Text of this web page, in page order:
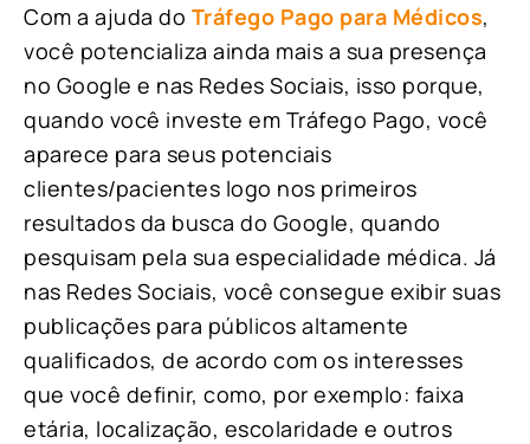
Com a ajuda do Tráfego Pago para Médicos,
você potencializa ainda mais a sua presença
no Google e nas Redes Sociais, isso porque,
quando você investe em Tráfego Pago, você
aparece para seus potenciais
clientes/pacientes logo nos primeiros
resultados da busca do Google, quando
pesquisam pela sua especialidade médica. Já
nas Redes Sociais, você consegue exibir suas
publicações para públicos altamente
qualificados, de acordo com os interesses
que você definir, como, por exemplo: faixa
etária, localização, escolaridade e outros